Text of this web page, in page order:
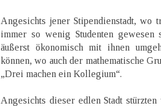
Angesichts jener Stipendienstadt, wo
immer so wenig Studenten gewesen
äußerst ökonomisch mit ihnen
können, wo auch der mathematische
„Drei machen ein Kollegium“.
Angesichts dieser edlen Stadt